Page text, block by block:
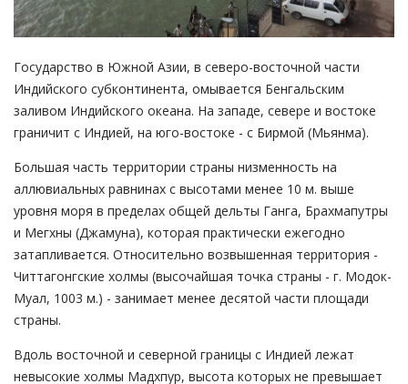
Государство в Южной Азии, в северо-восточной части
Индийского субконтинента, омывается Бенгальским
заливом Индийского океана. На западе, севере и востоке
граничит с Индией, на юго-востоке - с Бирмой (Мьянма).
Большая часть территории страны низменность на
аллювиальных равнинах с высотами менее 10 м. выше
уровня моря в пределах общей дельты Ганга, Брахмапутры
и Мегхны (Джамуна), которая практически ежегодно
затапливается. Относительно возвышенная территория -
Читтагонгские холмы (высочайшая точка страны - г. Модок-
Муал, 1003 м.) - занимает менее десятой части площади
страны.
Вдоль восточной и северной границы с Индией лежат
невысокие холмы Мадхпур, высота которых не превышает